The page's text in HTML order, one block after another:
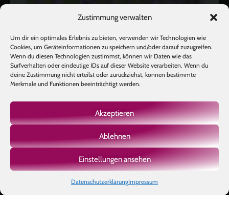
Zustimmung verwalten
Um dir ein optimales Erlebnis zu bieten, verwenden wir Technologien wie
Cookies, um Geräteinformationen zu speichern und/oder darauf zuzugreifen.
Wenn du diesen Technologien zustimmst, können wir Daten wie das
Surfverhalten oder eindeutige IDs auf dieser Website verarbeiten. Wenn du
deine Zustimmung nicht erteilst oder zurückziehst, können bestimmte
Merkmale und Funktionen beeinträchtigt werden.
Akzeptieren
Ablehnen
Einstellungen ansehen
DatenschutzerklärungImpressum
Mehr laden Auf Instagram folgen